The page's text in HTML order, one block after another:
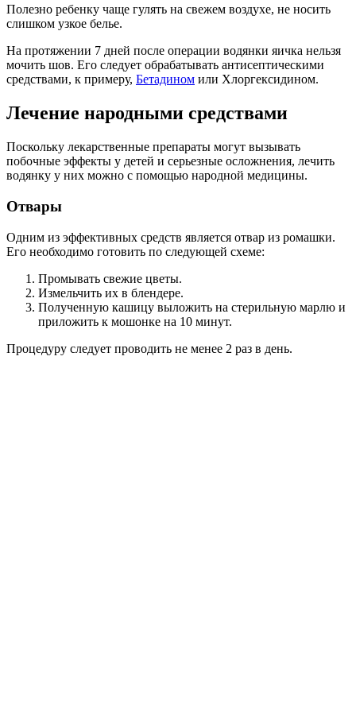
Полезно ребенку чаще гулять на свежем воздухе, не носить
слишком узкое белье.
На протяжении 7 дней после операции водянки яичка нельзя
мочить шов. Его следует обрабатывать антисептическими
средствами, к примеру, Бетадином или Хлоргексидином.
Лечение народными средствами
Поскольку лекарственные препараты могут вызывать
побочные эффекты у детей и серьезные осложнения, лечить
водянку у них можно с помощью народной медицины.
Отвары
Одним из эффективных средств является отвар из ромашки.
Его необходимо готовить по следующей схеме:
Промывать свежие цветы.
Измельчить их в блендере.
Полученную кашицу выложить на стерильную марлю и
приложить к мошонке на 10 минут.
Процедуру следует проводить не менее 2 раз в день.